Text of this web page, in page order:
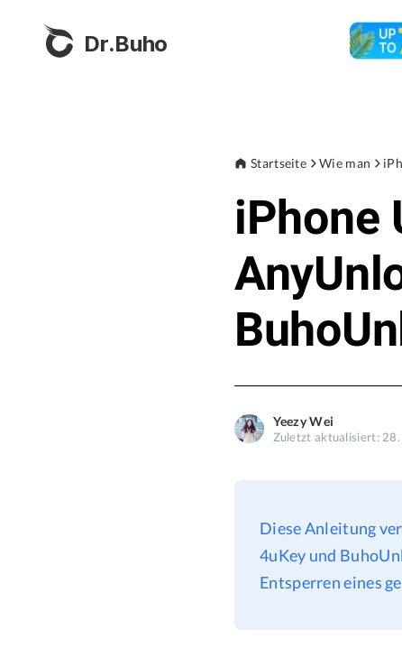
Dr.Buho
Startseite Wie man
iPhone
Yeezy Wei
Zuletzt aktualisiert:
Diese Anleitung
4uKey und
Entsperren eines